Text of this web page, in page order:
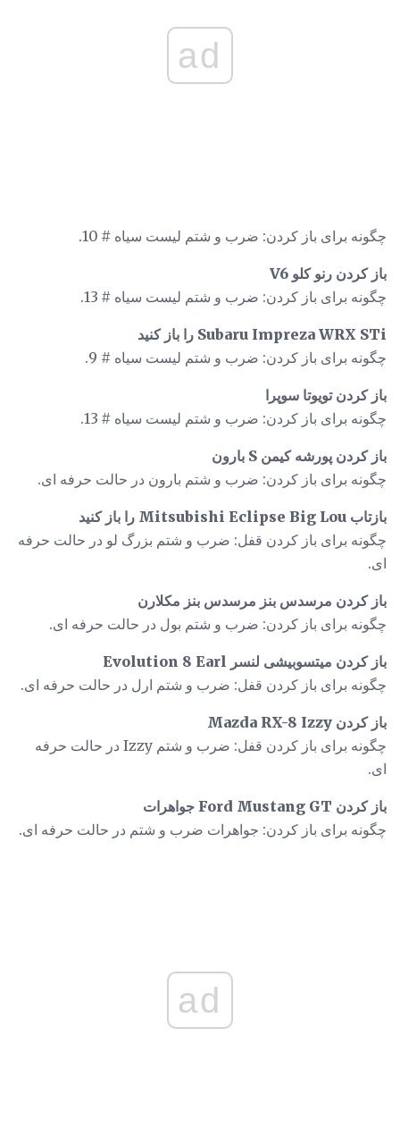
ad
چگونه برای باز کردن: ضرب و شتم لیست سیاه # 10.
باز کردن رنو کلو V6
چگونه برای باز کردن: ضرب و شتم لیست سیاه # 13.
Subaru Impreza WRX STi را باز کنید
چگونه برای باز کردن: ضرب و شتم لیست سیاه # 9.
باز کردن تویوتا سوپرا
چگونه برای باز کردن: ضرب و شتم لیست سیاه # 13.
باز کردن پورشه کیمن S بارون
چگونه برای باز کردن: ضرب و شتم بارون در حالت حرفه ای.
بازتاب Mitsubishi Eclipse Big Lou را باز کنید
چگونه برای باز کردن قفل: ضرب و شتم بزرگ لو در حالت حرفه
ای.
باز کردن مرسدس بنز مرسدس بنز مکلارن
چگونه برای باز کردن: ضرب و شتم بول در حالت حرفه ای.
باز کردن میتسوبیشی لنسر Evolution 8 Earl
چگونه برای باز کردن قفل: ضرب و شتم ارل در حالت حرفه ای.
باز کردن Mazda RX-8 Izzy
چگونه برای باز کردن قفل: ضرب و شتم Izzy در حالت حرفه
ای.
باز کردن Ford Mustang GT جواهرات
چگونه برای باز کردن: جواهرات ضرب و شتم در حالت حرفه ای.
ad